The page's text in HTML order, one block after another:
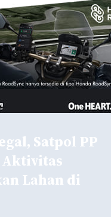
Satpol PP
Lahan di